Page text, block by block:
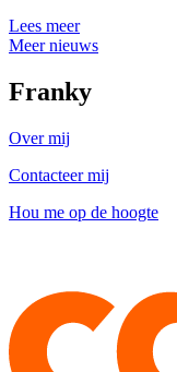
Lees meer
Meer nieuws
Franky
Over mij
Contacteer mij
Hou me op de hoogte